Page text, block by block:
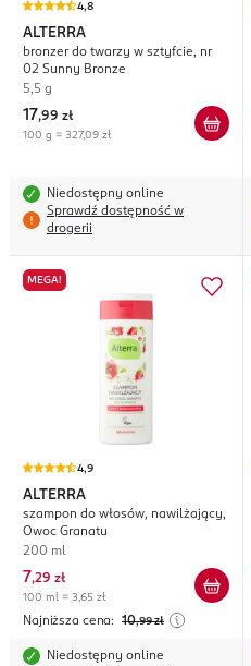
4,8
ALTERRA
bronzer do twarzy w sztyfcie, nr
02 Sunny Bronze
5,5 g
17,99 zł
100 g = 327,09 zł
Niedostępny online
Sprawdź dostępność w
drogerii
MEGA!
4,9
ALTERRA
szampon do włosów, nawilżający,
Owoc Granatu
200 ml
7,29 zł
100 ml = 3,65 zł
Najniższa cena: 10,99 zł
Niedostępny online